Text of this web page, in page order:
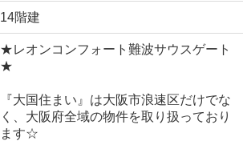
14階建
★レオンコンフォート難波サウスゲート
★
『大国住まい』は大阪市浪速区だけでな
く、大阪府全域の物件を取り扱っており
ます☆